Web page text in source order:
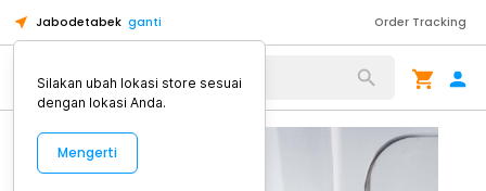
Jabodetabek ganti Order Tracking
Alat Kopi
Silakan ubah lokasi store sesuai
dengan lokasi Anda.
Mengerti